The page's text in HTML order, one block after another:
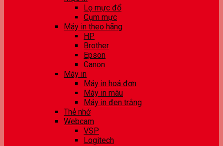
Lọ mực đổ
Cụm mực
Máy in theo hãng
HP
Brother
Epson
Canon
Máy in
Máy in hoá đơn
Máy in màu
Máy in đen trắng
Thẻ nhớ
Webcam
VSP
Logitech